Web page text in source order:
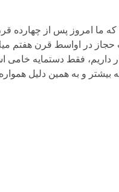
که ما امروز پس از چهارده
حجاز در اواسط قرن
داریم، فقط دستمایه خامی
و به همین دلیل